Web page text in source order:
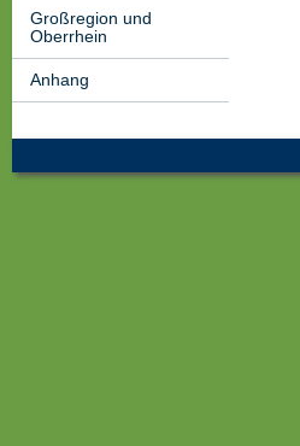
Großregion und
Oberrhein
Anhang